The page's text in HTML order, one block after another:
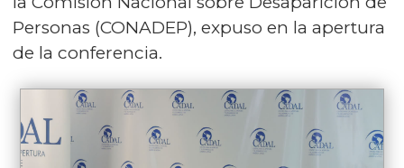
Personas (CONADEP), expuso en la apertura
de la conferencia.